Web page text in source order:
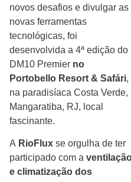
novos desafios e divulgar as
novas ferramentas
tecnológicas, foi
desenvolvida a 4ª edição do
DM10 Premier no
Portobello Resort & Safári,
na paradisíaca Costa Verde,
Mangaratiba, RJ, local
fascinante.
A RioFlux se orgulha de ter
participado com a
e climatização dos